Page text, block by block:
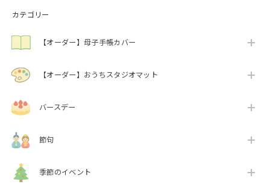
カテゴリー
【オーダー】母子手帳カバー
【オーダー】おうちスタジオマット
バースデー
節句
季節のイベント